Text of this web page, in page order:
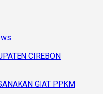
CIREBON